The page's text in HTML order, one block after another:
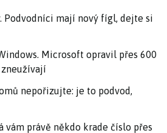
Podvodníci mají nový fígl, dejte si
Microsoft opravil přes 600
zneužívají
nepořizujte: je to podvod,
vám právě někdo krade číslo přes